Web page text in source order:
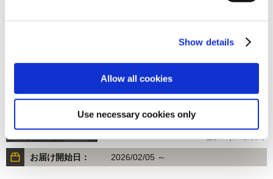
Show details
Allow all cookies
Use necessary cookies only
(税込)
在庫：× |175ポイント
お届け開始日： 2026/02/05 ～